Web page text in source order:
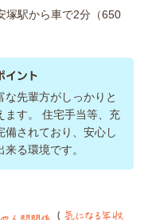
塚駅から車で2分（650
イント
な先輩方がしっかりと
ます。 住宅手当等、充
備されており、安心し
る環境です。